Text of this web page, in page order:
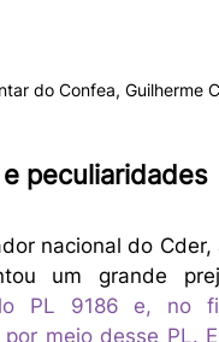
do Confea, Guilherme
peculiaridades
nacional do
um grande
PL 9186 e, no
por meio desse PL.